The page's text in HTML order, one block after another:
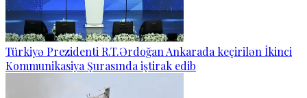
Türkiyə Prezidenti R.T.Ərdoğan Ankarada keçirilən İkinci
Kommunikasiya Şurasında iştirak edib